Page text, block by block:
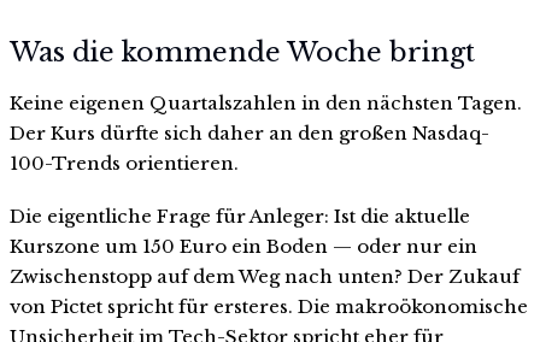
Was die kommende Woche bringt
Keine eigenen Quartalszahlen in den nächsten Tagen.
Der Kurs dürfte sich daher an den großen Nasdaq-
100-Trends orientieren.
Die eigentliche Frage für Anleger: Ist die aktuelle
Kurszone um 150 Euro ein Boden — oder nur ein
Zwischenstopp auf dem Weg nach unten? Der Zukauf
von Pictet spricht für ersteres. Die makroökonomische
Unsicherheit im Tech-Sektor spricht eher für